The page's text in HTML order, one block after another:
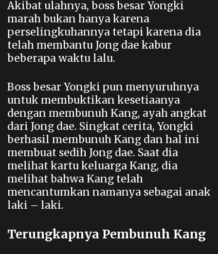
Akibat ulahnya, boss besar Yongki
marah bukan hanya karena
perselingkuhannya tetapi karena dia
telah membantu Jong dae kabur
beberapa waktu lalu.
Boss besar Yongki pun menyuruhnya
untuk membuktikan kesetiaanya
dengan membunuh Kang, ayah angkat
dari Jong dae. Singkat cerita, Yongki
berhasil membunuh Kang dan hal ini
membuat sedih Jong dae. Saat dia
melihat kartu keluarga Kang, dia
melihat bahwa Kang telah
mencantumkan namanya sebagai anak
laki – laki.
Terungkapnya Pembunuh Kang